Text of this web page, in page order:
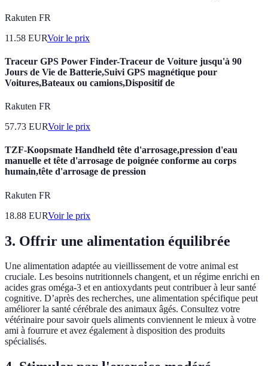
Rakuten FR
11.58 EURVoir le prix
Traceur GPS Power Finder-Traceur de Voiture jusqu'à 90
Jours de Vie de Batterie,Suivi GPS magnétique pour
Voitures,Bateaux ou camions,Dispositif de
Rakuten FR
57.73 EURVoir le prix
TZF-Koopsmate Handheld tête d'arrosage,pression d'eau
manuelle et tête d'arrosage de poignée conforme au corps
humain,tête d'arrosage de pression
Rakuten FR
18.88 EURVoir le prix
3. Offrir une alimentation équilibrée
Une alimentation adaptée au vieillissement de votre animal est
cruciale. Les besoins nutritionnels changent, et un régime enrichi en
acides gras oméga-3 et en antioxydants peut contribuer à leur santé
cognitive. D’après des recherches, une alimentation spécifique peut
améliorer la santé cérébrale des animaux âgés. Consultez votre
vétérinaire pour savoir quels aliments conviennent le mieux à votre
ami à fourrure et avez également à disposition des produits
spécialisés.